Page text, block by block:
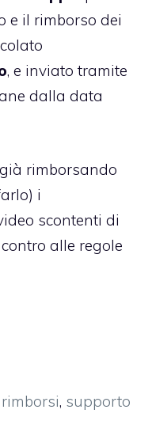
e il rimborso dei
, e inviato tramite
dalla data
rimborsando
i
scontenti di
alle regole
rimborsi, supporto